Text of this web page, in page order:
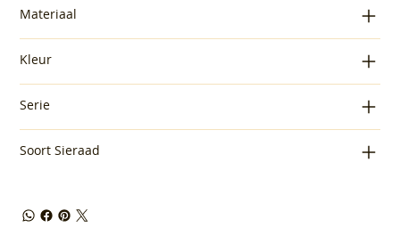
Materiaal
Kleur
Serie
Soort Sieraad